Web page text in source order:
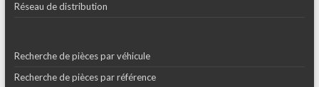
Réseau de distribution
Recherche de pièces par véhicule
Recherche de pièces par référence